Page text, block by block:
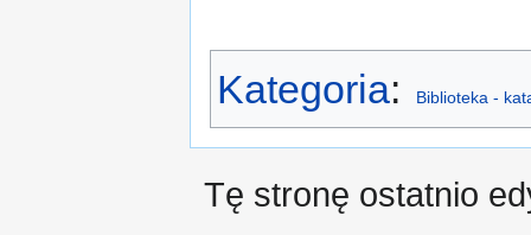
Kategoria: Biblioteka -
Tę stronę ostatnio